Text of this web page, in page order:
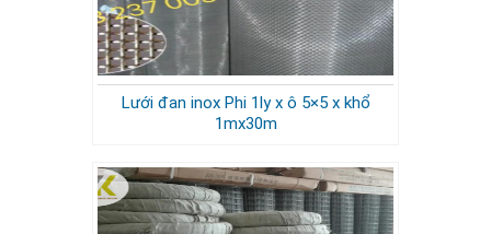
Lưới đan inox Phi 1ly x ô 5×5 x khổ
1mx30m